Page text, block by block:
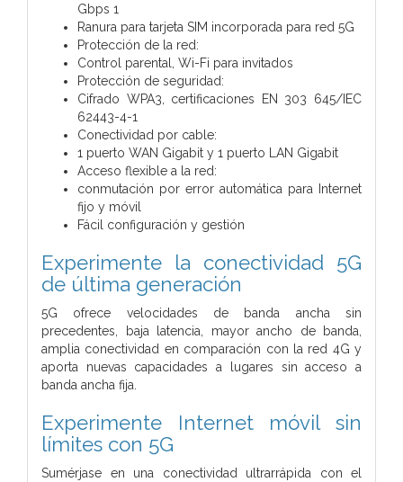
Gbps 1
Ranura para tarjeta SIM incorporada para red 5G
Protección de la red:
Control parental, Wi-Fi para invitados
Protección de seguridad:
Cifrado WPA3, certificaciones EN 303 645/IEC
62443-4-1
Conectividad por cable:
1 puerto WAN Gigabit y 1 puerto LAN Gigabit
Acceso flexible a la red:
conmutación por error automática para Internet
fijo y móvil
Fácil configuración y gestión
Experimente la conectividad 5G
de última generación
5G ofrece velocidades de banda ancha sin
precedentes, baja latencia, mayor ancho de banda,
amplia conectividad en comparación con la red 4G y
aporta nuevas capacidades a lugares sin acceso a
banda ancha fija.
Experimente Internet móvil sin
límites con 5G
Sumérjase en una conectividad ultrarrápida con el